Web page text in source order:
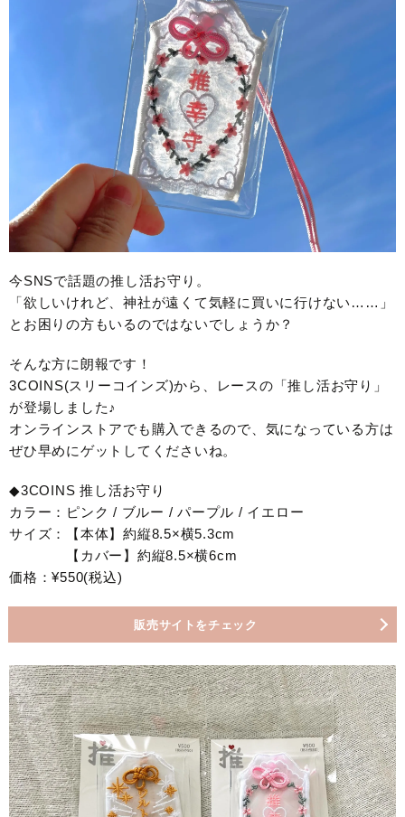
今SNSで話題の推し活お守り。
「欲しいけれど、神社が遠くて気軽に買いに行けない……」
とお困りの方もいるのではないでしょうか？
そんな方に朗報です！
3COINS(スリーコインズ)から、レースの「推し活お守り」
が登場しました♪
オンラインストアでも購入できるので、気になっている方は
ぜひ早めにゲットしてくださいね。
◆3COINS 推し活お守り
カラー：ピンク / ブルー / パープル / イエロー
サイズ：【本体】約縦8.5×横5.3cm
【カバー】約縦8.5×横6cm
価格：¥550(税込)
販売サイトをチェック